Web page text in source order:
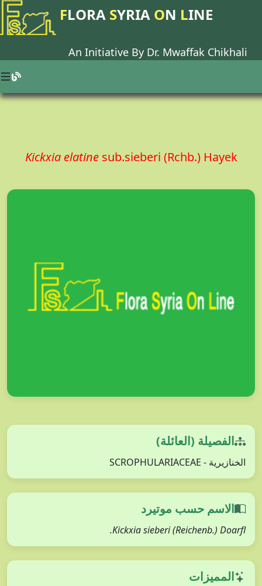
FLORA SYRIA ON LINE
An Initiative By Dr. Mwaffak Chikhali
Kickxia elatine sub.sieberi (Rchb.) Hayek
الفصيلة (العائلة)
الخنازيرية - SCROPHULARIACEAE
الاسم حسب موتيرد
Kickxia sieberi (Reichenb.) Doarfl.
المميزات